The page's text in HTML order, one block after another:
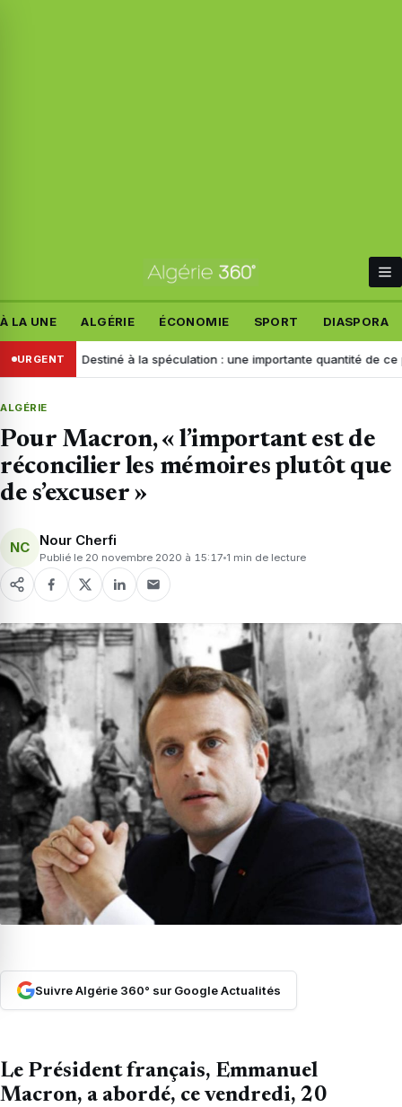
À LA UNE ALGÉRIE ÉCONOMIE SPORT DIASPORA
URGENT
Destiné à la spéculation : une importante quantité de ce produit
ALGÉRIE
Pour Macron, « l’important est de
réconcilier les mémoires plutôt que
de s’excuser »
NC Nour Cherfi
Publié le 20 novembre 2020 à 15:17 1 min de lecture
Suivre Algérie 360° sur Google Actualités
Le Président français, Emmanuel
Macron, a abordé, ce vendredi, 20